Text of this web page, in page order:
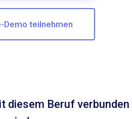
Demo teilnehmen
diesem Beruf verbunden